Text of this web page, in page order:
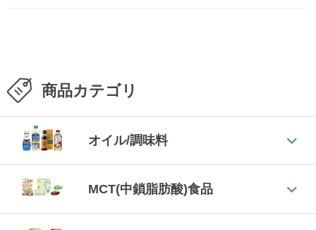
商品カテゴリ
オイル/調味料
MCT(中鎖脂肪酸)食品